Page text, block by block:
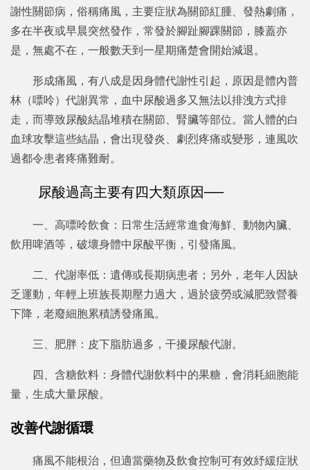
謝性關節病，俗稱痛風，主要症狀為關節紅腫、發熱劇痛，
多在半夜或早晨突然發作，常發於腳趾腳踝關節，膝蓋亦
是，無處不在，一般數天到一星期痛楚會開始減退。
形成痛風，有八成是因身體代謝性引起，原因是體內普
林（嘌呤）代謝異常，血中尿酸過多又無法以排洩方式排
走，而導致尿酸結晶堆積在關節、腎臟等部位。當人體的白
血球攻擊這些結晶，會出現發炎、劇烈疼痛或變形，連風吹
過都令患者疼痛難耐。
尿酸過高主要有四大類原因──
一、高嘌呤飲食：日常生活經常進食海鮮、動物內臟、
飲用啤酒等，破壞身體中尿酸平衡，引發痛風。
二、代謝率低：遺傳或長期病患者；另外，老年人因缺
乏運動，年輕上班族長期壓力過大，過於疲勞或減肥致營養
下降，老廢細胞累積誘發痛風。
三、肥胖：皮下脂肪過多，干擾尿酸代謝。
四、含糖飲料：身體代謝飲料中的果糖，會消耗細胞能
量，生成大量尿酸。
改善代謝循環
痛風不能根治，但適當藥物及飲食控制可有效紓緩症狀